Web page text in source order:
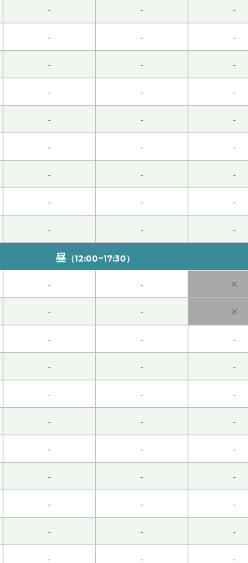
- - -
- - -
- - -
- - -
- - -
- - -
- - -
- - -
- - -
昼（12:00~17:30）
- - ×
- - ×
- - -
- - -
- - -
- - -
- - -
- - -
- - -
- - -
- - -